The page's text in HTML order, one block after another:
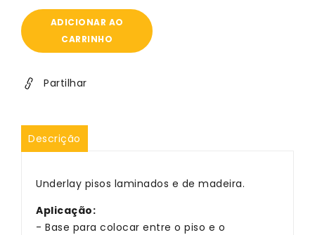
quantidade
de
Cortiça
e
ADICIONAR AO
CARRINHO
Partilhar
Descrição
Underlay pisos laminados e de madeira.
Aplicação:
- Base para colocar entre o piso e o